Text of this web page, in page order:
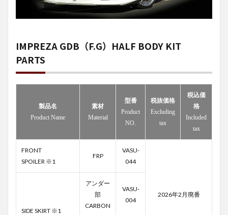
IMPREZA GDB（F.G）HALF BODY KIT
PARTS
製品名
Product Name
素材
Material
型番
Product
NO.
税抜価格
Excluding
tax
税込価
格
Included
tax
FRONT
SPOILER ※1
FRP
VASU-
044
2026年2月廃番
SIDE SKIRT ※1
アンダー
部
CARBON
VASU-
004